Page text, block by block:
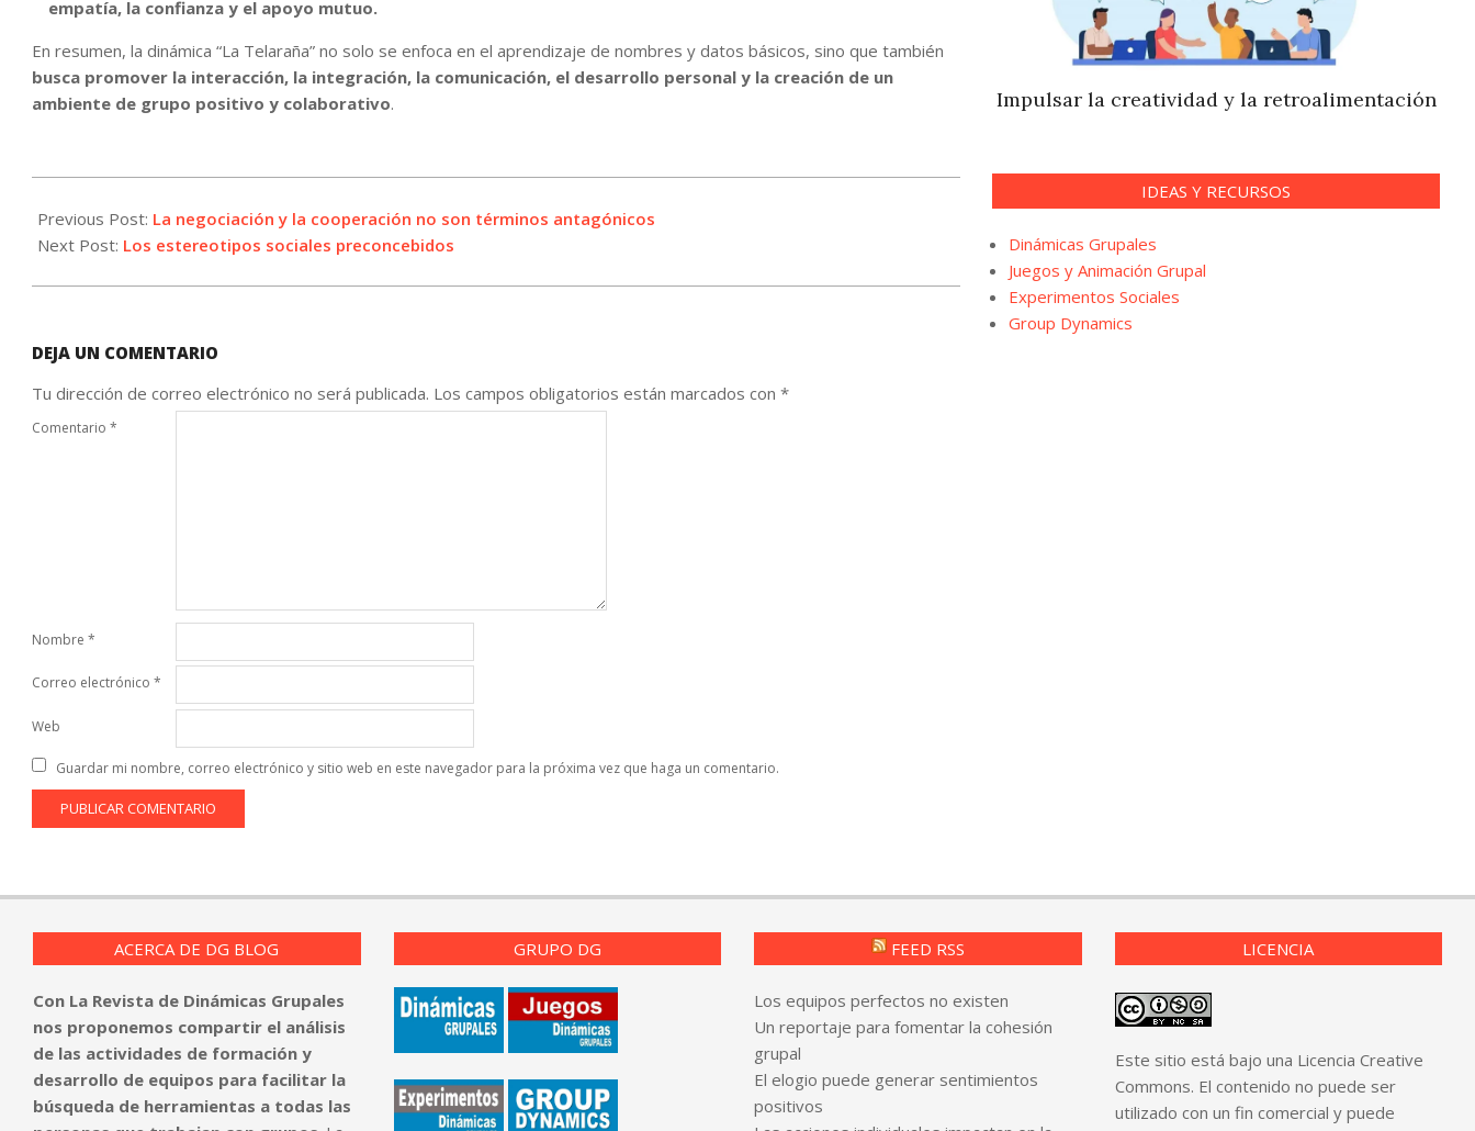
empatía, la confianza y el apoyo mutuo.
En resumen, la dinámica “La Telaraña” no solo se enfoca en el aprendizaje de nombres y datos básicos, sino que también
busca promover la interacción, la integración, la comunicación, el desarrollo personal y la creación de un
ambiente de grupo positivo y colaborativo.
11-
26
Previous Post: La negociación y la cooperación no son términos antagónicos
Next Post: Los estereotipos sociales preconcebidos
DEJA UN COMENTARIO
Tu dirección de correo electrónico no será publicada. Los campos obligatorios están marcados con *
Comentario *
Nombre *
Correo electrónico *
Web
Guardar mi nombre, correo electrónico y sitio web en este navegador para la próxima vez que haga un comentario.
Impulsar la creatividad y la retroalimentación
IDEAS Y RECURSOS
Dinámicas Grupales
Juegos y Animación Grupal
Experimentos Sociales
Group Dynamics
ACERCA DE DG BLOG
Con La Revista de Dinámicas Grupales
nos proponemos compartir el análisis
de las actividades de formación y
desarrollo de equipos para facilitar la
búsqueda de herramientas a todas las
GRUPO DG FEED RSS
Los equipos perfectos no existen
Un reportaje para fomentar la cohesión
grupal
El elogio puede generar sentimientos
positivos
LICENCIA
Este sitio está bajo una Licencia Creative
Commons. El contenido no puede ser
utilizado con un fin comercial y puede